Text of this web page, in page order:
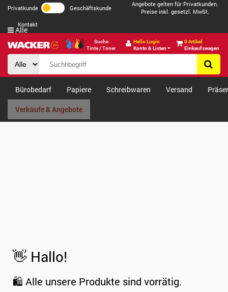
Privatkunde Geschäftskunde
Angebote gelten für Privatkunden.
Preise inkl. gesetzl. MwSt.
Kontakt
Suche
Tinte / Toner
Hello Login
Konto & Listen
0 Artikel
Einkaufswagen
Alle
Bürobedarf Papiere Schreibwaren Versand
Verkäufe & Angebote
👋 Hallo!
🛍️ Alle unsere Produkte sind vorrätig.